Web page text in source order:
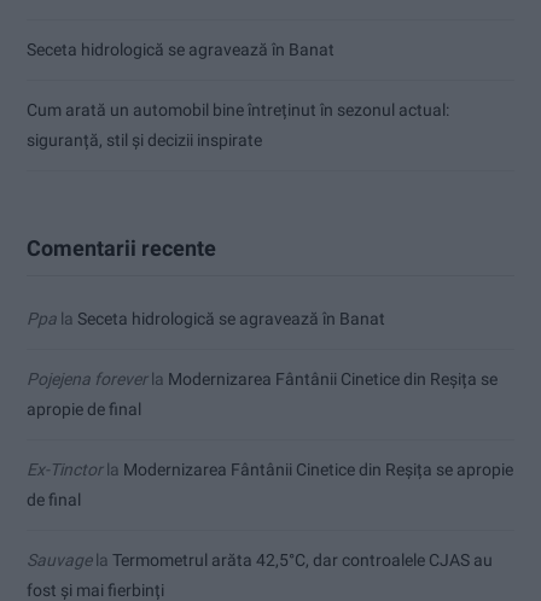
Seceta hidrologică se agravează în Banat
Cum arată un automobil bine întreținut în sezonul actual:
siguranță, stil și decizii inspirate
Comentarii recente
Ppa la Seceta hidrologică se agravează în Banat
Pojejena foreverla Modernizarea Fântânii Cinetice din Reșița se
apropie de final
Ex-Tinctorla Modernizarea Fântânii Cinetice din Reșița se apropie
de final
Sauvagela Termometrul arăta 42,5°C, dar controalele CJAS au
fost și mai fierbinți